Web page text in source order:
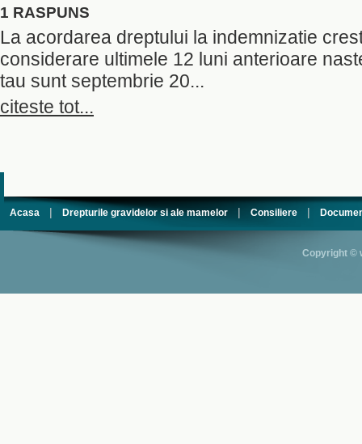
1 RASPUNS
La acordarea dreptului la indemnizatie
considerare ultimele 12 luni anterioare
tau sunt septembrie 20...
citeste tot...
Acasa |Drepturile gravidelor si ale mamelor |Consiliere |
Copyright ©